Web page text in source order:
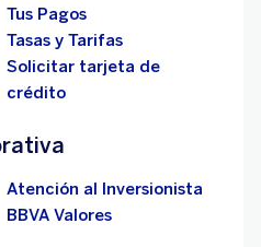
Tus Pagos
Tasas y Tarifas
Solicitar tarjeta de
crédito
Atención al Inversionista
BBVA Valores